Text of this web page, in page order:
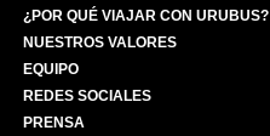
¿POR QUÉ VIAJAR CON URUBUS?
NUESTROS VALORES
EQUIPO
REDES SOCIALES
PRENSA